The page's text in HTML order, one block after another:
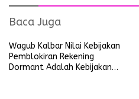
Baca Juga
Wagub Kalbar Nilai Kebijakan
Pemblokiran Rekening
Dormant Adalah Kebijakan